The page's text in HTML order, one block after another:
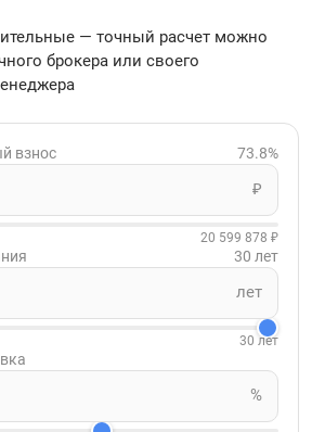
— точный расчет можно
брокера или своего
взнос 73.8%
₽
20 599 878 ₽
30 лет
лет
30 лет
%